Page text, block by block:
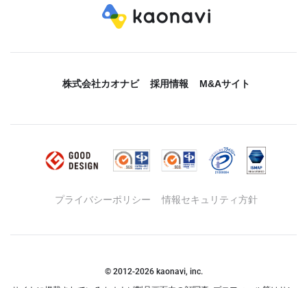
株式会社カオナビ 採用情報 M&Aサイト
プライバシーポリシー 情報セキュリティ方針
© 2012-2026kaonavi, inc.